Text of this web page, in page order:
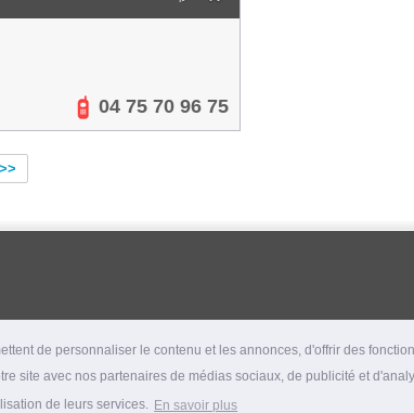
de personnaliser le contenu et les annonces, d'offrir des
site avec nos partenaires de médias sociaux, de publicité et
de leurs services. En savoir plus
04 75 70 96 75
>>